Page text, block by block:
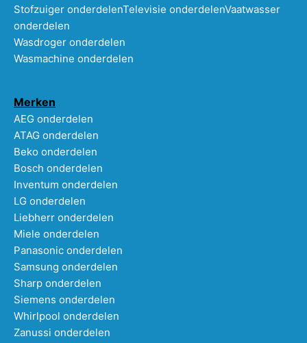
Stofzuiger onderdelenTelevisie onderdelenVaatwasser
onderdelen
Wasdroger onderdelen
Wasmachine onderdelen
Merken
AEG onderdelen
ATAG onderdelen
Beko onderdelen
Bosch onderdelen
Inventum onderdelen
LG onderdelen
Liebherr onderdelen
Miele onderdelen
Panasonic onderdelen
Samsung onderdelen
Sharp onderdelen
Siemens onderdelen
Whirlpool onderdelen
Zanussi onderdelen